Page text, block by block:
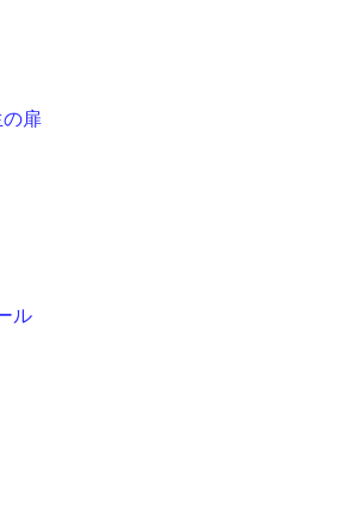
扉
ル